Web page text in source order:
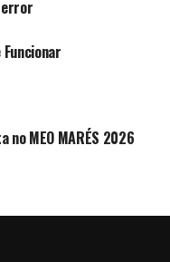
Funcionar
no MEO MARÉS 2026